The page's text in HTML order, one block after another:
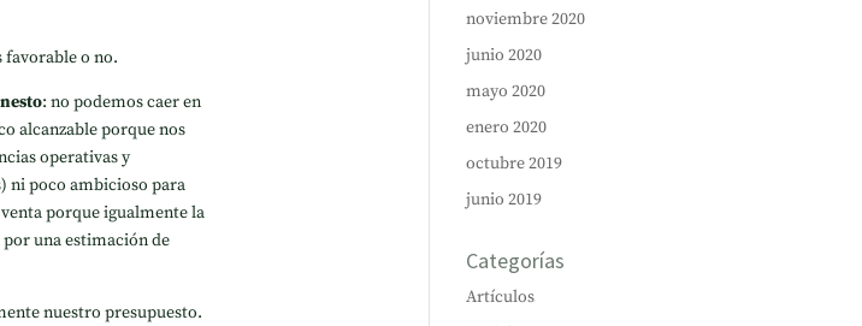
favorable o no.
: no podemos caer en
alcanzable porque nos
operativas y
ni poco ambicioso para
porque igualmente la
una estimación de
nuestro presupuesto.
noviembre 2020
junio 2020
mayo 2020
enero 2020
octubre 2019
junio 2019
Categorías
Artículos